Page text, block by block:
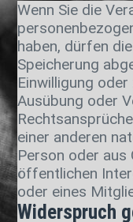
Wenn Sie die
haben, dürfen
Speicherung
Einwilligung
Ausübung oder
einer anderen
Person oder aus
öffentlichen
oder eines
Widerspruch